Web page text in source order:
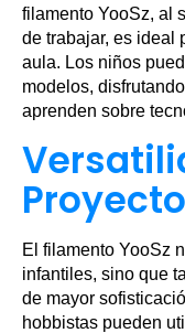
filamento YooSz, al
de trabajar, es ideal
aula. Los niños
modelos,
aprenden sobre
El filamento YooSz
infantiles, sino que
de mayor
hobbistas pueden